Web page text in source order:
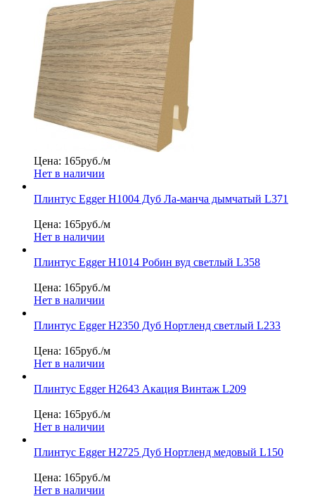
Цена: 165руб./м
Нет в наличии
Плинтус Egger Н1004 Дуб Ла-манча дымчатый L371
Цена: 165руб./м
Нет в наличии
Плинтус Egger Н1014 Робин вуд светлый L358
Цена: 165руб./м
Нет в наличии
Плинтус Egger Н2350 Дуб Нортленд светлый L233
Цена: 165руб./м
Нет в наличии
Плинтус Egger Н2643 Акация Винтаж L209
Цена: 165руб./м
Нет в наличии
Плинтус Egger Н2725 Дуб Нортленд медовый L150
Цена: 165руб./м
Нет в наличии